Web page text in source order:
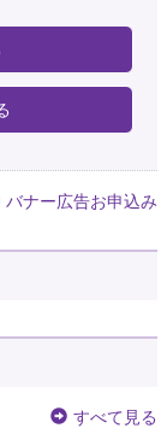
バナー広告お申込み
すべて見る